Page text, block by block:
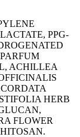
PPG-
ACHILLEA
HERB
FLOWER